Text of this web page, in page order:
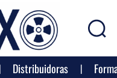
Distribuidoras